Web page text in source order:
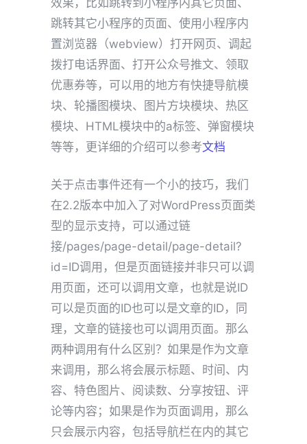
跳转其它小程序的页面、使用小程序内
置浏览器（webview）打开网页、调起
拨打电话界面、打开公众号推文、领取
优惠券等，可以用的地方有快捷导航模
块、轮播图模块、图片方块模块、热区
模块、HTML模块中的a标签、弹窗模块
等等，更详细的介绍可以参考文档
关于点击事件还有一个小的技巧，我们
在2.2版本中加入了对WordPress页面类
型的显示支持，可以通过链
接/pages/page-detail/page-detail?
id=ID调用，但是页面链接并非只可以调
用页面，还可以调用文章，也就是说ID
可以是页面的ID也可以是文章的ID，同
理，文章的链接也可以调用页面。那么
两种调用有什么区别？如果是作为文章
来调用，那么将会展示标题、时间、内
容、特色图片、阅读数、分享按钮、评
论等内容；如果是作为页面调用，那么
只会展示内容，包括导航栏在内的其它